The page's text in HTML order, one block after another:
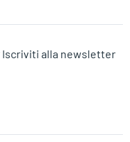
Iscriviti alla newsletter